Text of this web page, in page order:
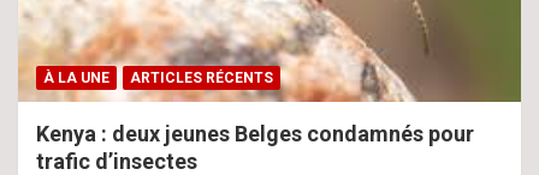
À LA UNE ARTICLES RÉCENTS
Kenya : deux jeunes Belges condamnés pour
trafic d’insectes